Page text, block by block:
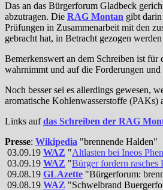
Das an das Bürgerforum Gladbeck
abzutragen. Die RAG Montan gibt
Prüfungen in Zusammenarbeit mit den
gebracht hat, in Betracht gezogen
Bemerkenswert an dem Schreiben ist
wahrnimmt und auf die Forderungen
Noch besser sei es allerdings gewesen,
aromatische Kohlenwasserstoffe (PAKs)
Links aufdas Schreiben der RAG
Presse: Wikipedia "brennende Halden"
03.09.19 WAZ "Altlasten bei Ineos
03.09.19 WAZ "Bürger fordern
09.08.19 GLAzette "Bürgerforum:
09.08.19 WAZ "Schwelbrand